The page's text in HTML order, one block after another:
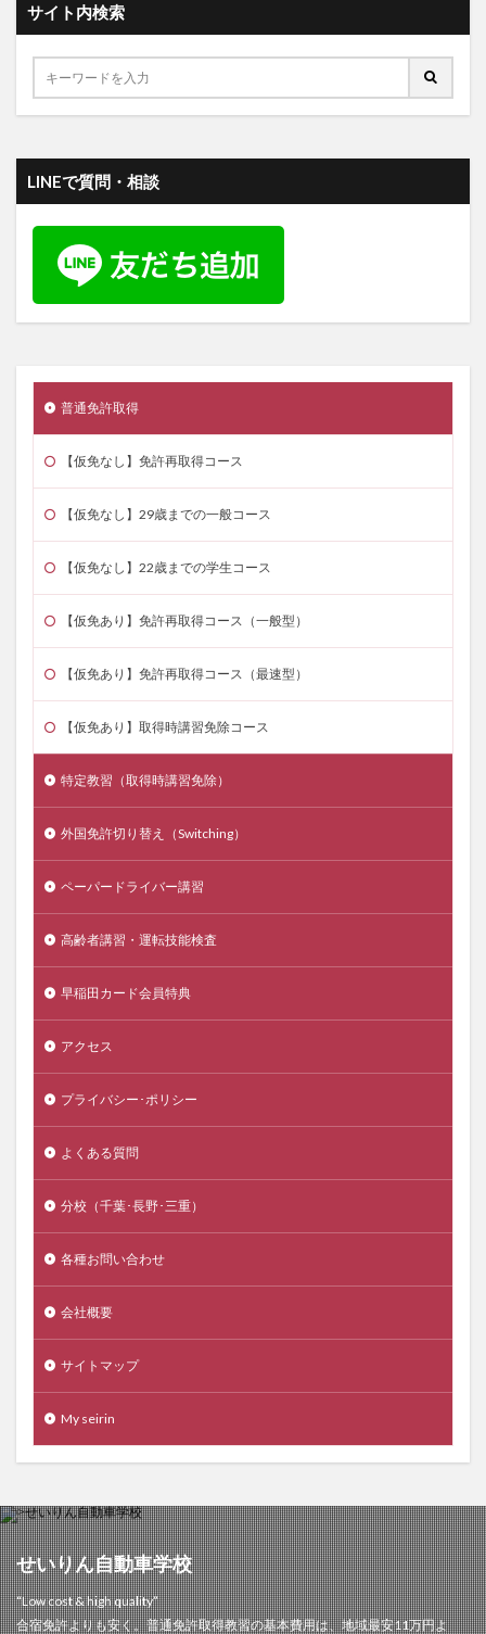
サイト内検索
LINEで質問・相談
普通免許取得
【仮免なし】免許再取得コース
【仮免なし】29歳までの一般コース
【仮免なし】22歳までの学生コース
【仮免あり】免許再取得コース（一般型）
【仮免あり】免許再取得コース（最速型）
【仮免あり】取得時講習免除コース
特定教習（取得時講習免除）
外国免許切り替え（Switching）
ペーパードライバー講習
高齢者講習・運転技能検査
早稲田カード会員特典
アクセス
プライバシー･ポリシー
よくある質問
分校（千葉･長野･三重）
各種お問い合わせ
会社概要
サイトマップ
My seirin
せいりん自動車学校
“Low cost & high quality”
合宿免許よりも安く。普通免許取得教習の基本費用は、地域最安11万円よ